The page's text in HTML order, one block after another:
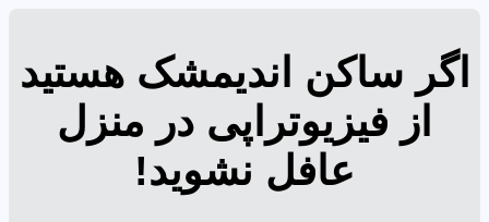
اگر ساکن اندیمشک هستید
از فیزیوتراپی در منزل
عافل نشوید!